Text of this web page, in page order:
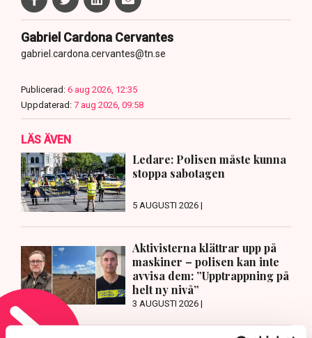
Gabriel Cardona Cervantes
gabriel.cardona.cervantes@tn.se
Publicerad: 6 aug 2026, 12:35
Uppdaterad: 7 aug 2026, 09:58
LÄS ÄVEN
Ledare: Polisen måste kunna
stoppa sabotagen
5 AUGUSTI 2026 |
Aktivisterna klättrar upp på
maskiner – polisen kan inte
avvisa dem: ”Upptrappning på
helt ny nivå”
3 AUGUSTI 2026 |